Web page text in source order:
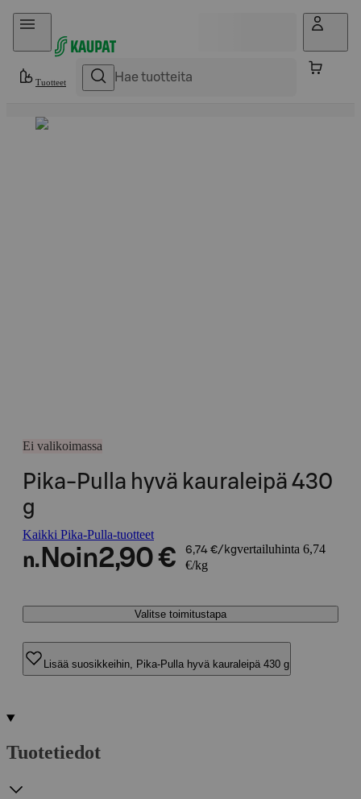
Hyppää sisältöön
Tuotteet
Ei valikoimassa
Pika-Pulla hyvä kauraleipä 430
g
Kaikki Pika-Pulla-tuotteet
n. Noin2,90 € 6,74 €/kgvertailuhinta 6,74
€/kg
Valitse toimitustapa
Lisää suosikkeihin, Pika-Pulla hyvä kauraleipä 430 g
Tuotetiedot